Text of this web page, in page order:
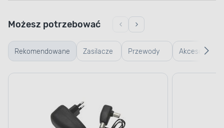
Rekomendowane Zasilacze
antenowe
Przewody
instalacyjne
Akcesoria
hi-fi i
Możesz potrzebować